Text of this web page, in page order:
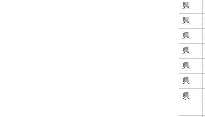
県
県
県
県
県
県
県